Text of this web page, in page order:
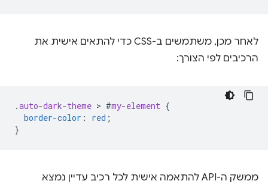
לאחר מכן, משתמשים ב-CSS כדי להתאים אישית את
הרכיבים לפי הצורך:
.auto-dark-theme > #my-element {
border-color : red ;
}
ממשק ה-API להתאמה אישית לכל רכיב עדיין נמצא